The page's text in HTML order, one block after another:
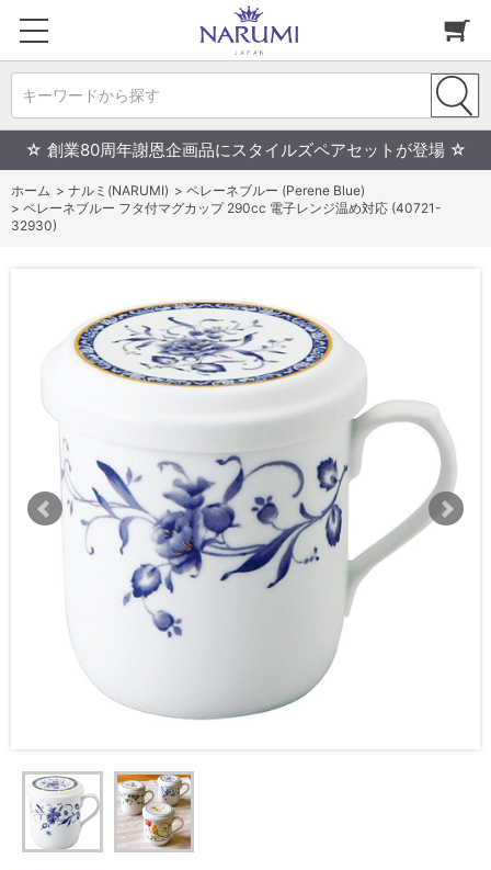
キーワードから探す
☆ 創業80周年謝恩企画品にスタイルズペアセットが登場 ☆
ホーム > ナルミ(NARUMI) > ペレーネブルー (Perene Blue)
> ペレーネブルー フタ付マグカップ 290cc 電子レンジ温め対応 (40721-
32930)